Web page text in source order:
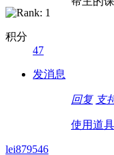
积分
47
发消息
回复 支
使用道具
lei879546